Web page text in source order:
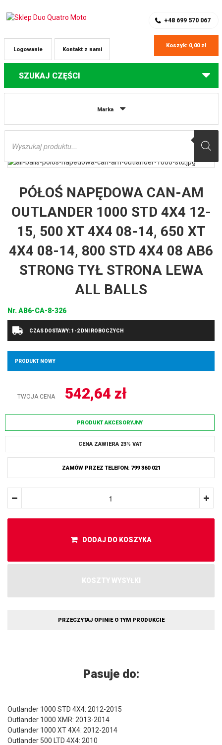
+48 699 570 067
Kontakt z nami
Logowanie
Koszyk: 0,00 zł
SZUKAJ CZĘŚCI
Marka
Wyszukiwarka
Części do quadów Can-Am
STD 4X4 08 AB6 STRONG TYŁ STRONA LEWA ALL BALLS
PÓŁOŚ NAPĘDOWA CAN-AM
OUTLANDER 1000 STD 4X4 12-
15, 500 XT 4X4 08-14, 650 XT
4X4 08-14, 800 STD 4X4 08 AB6
STRONG TYŁ STRONA LEWA
ALL BALLS
Nr.AB6-CA-8-326
CZAS DOSTAWY: 1-2 DNI ROBOCZYCH
PRODUKT NOWY
TWOJA CENA 542,64 zł
PRODUKT AKCESORYJNY
CENA ZAWIERA 23% VAT
ZAMÓW PRZEZ TELEFON: 799 360 021
DODAJ DO KOSZYKA
KOSZTY WYSYŁKI
PRZECZYTAJ OPINIE O TYM PRODUKCIE
Pasuje do:
Outlander 1000 STD 4X4: 2012-2015
Outlander 1000 XMR: 2013-2014
Outlander 1000 XT 4X4: 2012-2014
Outlander 500 LTD 4X4: 2010